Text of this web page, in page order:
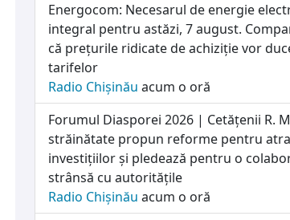
Energocom: Necesarul de energie
integral pentru astăzi, 7 august.
că prețurile ridicate de achiziție vor
tarifelor
Radio Chișinău acum o oră
Forumul Diasporei 2026 | Cetățenii R.
străinătate propun reforme pentru
investițiilor și pledează pentru o
strânsă cu autoritățile
Radio Chișinău acum o oră